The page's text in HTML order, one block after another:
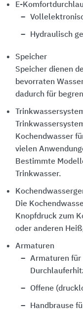
E-
Hydraulisch
Speicher
Speicher dienen
bevorraten
dadurch für
Kochendwasser
vielen
Bestimmte
Trinkwasser.
Die
Knopfdruck zum
oder anderen
Armaturen
Armaturen
Offene
Handbrause